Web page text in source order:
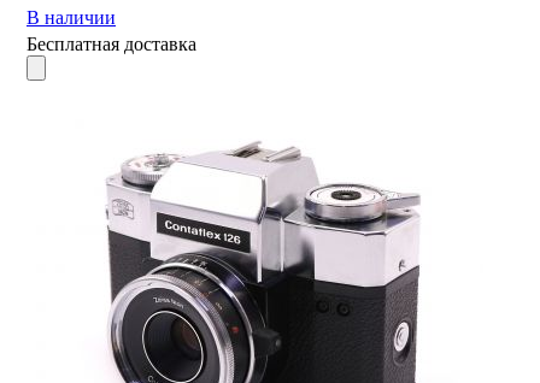
В наличии
Бесплатная доставка